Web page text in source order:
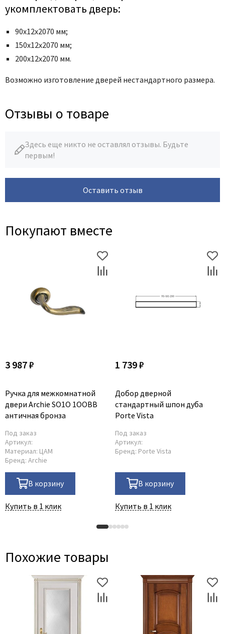
укомплектовать дверь:
90х12х2070 мм;
150х12х2070 мм;
200х12х2070 мм.
Возможно изготовление дверей нестандартного размера.
Отзывы о товаре
Здесь еще никто не оставлял отзывы. Будьте
первым!
Оставить отзыв
Покупают вместе
3 987 ₽
Ручка для межкомнатной
двери Archie SO1O 1OOBB
античная бронза
Под заказ
Артикул:
Материал: ЦАМ
Бренд: Archie
В корзину
Купить в 1 клик
1 739 ₽
Добор дверной
стандартный шпон дуба
Porte Vista
Под заказ
Артикул:
Бренд: Porte Vista
В корзину
Купить в 1 клик
Похожие товары